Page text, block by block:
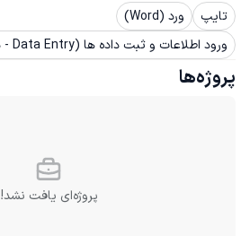
تایپ
ورد (Word)
ورود اطلاعات و ثبت داده ها (Data Entry - دیتا اینتری)
پروژه‌ها
پروژه‌ای یافت نشد!